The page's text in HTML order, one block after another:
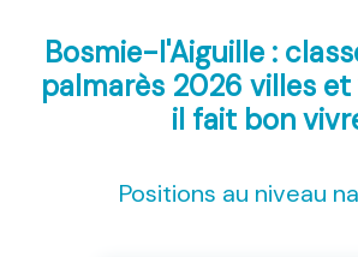
Bosmie-l'Aiguille :
palmarès 2026 villes et
il fait bon
Positions au niveau